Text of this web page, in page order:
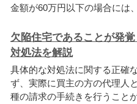
金額が60万円以下の場合には
欠陥住宅であることが発
対処法を解説
具体的な対処法に関する正確
ず、実際に買主の方の代理人と
種の請求の手続きを行うこと